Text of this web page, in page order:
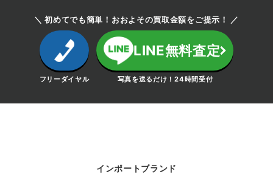
デュベティカ
FAOLAN
MA-1 ダウンジャケット
ダウンブランドのデュベティカ初となるMA-1ベースのフライ
＼ 初めてでも簡単！おおよその買取金額をご提示！ ／
フリーダイヤル
LINE無料査定
写真を送るだけ！24時間受付
インポートブランド